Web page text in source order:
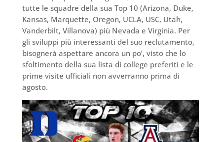
tutte le squadre della sua Top 10 (Arizona, Duke,
Kansas, Marquette, Oregon, UCLA, USC, Utah,
Vanderbilt, Villanova) più Nevada e Virginia. Per
gli sviluppi più interessanti del suo reclutamento,
bisognerà aspettare ancora un po’, visto che lo
sfoltimento della sua lista di college preferiti e le
prime visite ufficiali non avverranno prima di
agosto.